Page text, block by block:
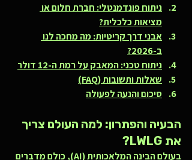
ניתוח פונדמנטלי: חברת חלום או
מציאות כלכלית?
אבני דרך קריטיות: מה מחכה לנו
ב-2026?
ניתוח טכני: המאבק על רמת ה-12 דולר
שאלות ותשובות (FAQ)
סיכום והנעה לפעולה
הבעיה והפתרון: למה העולם צריך
את LWLG?
בעולם הבינה המלאכותית (AI), כולם מדברים